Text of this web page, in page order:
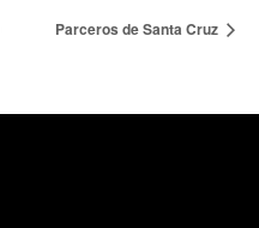
Parceros de Santa Cruz